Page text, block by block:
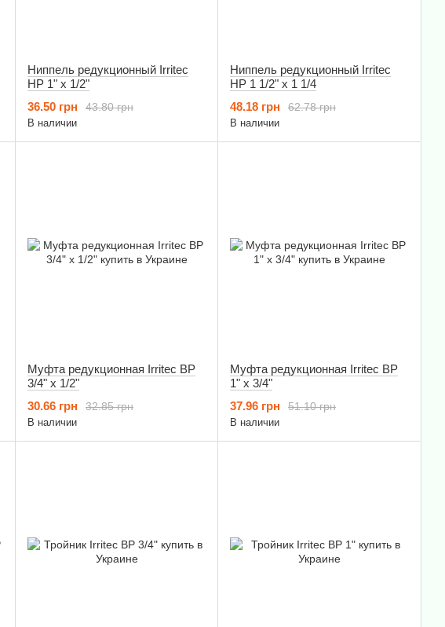
Ниппель редукционный Irritec
НР 1" х 1/2"
43.80 грн
36.50 грн
В наличии
Ниппель редукционный Irritec
НР 1 1/2" х 1 1/4
62.78 грн
48.18 грн
В наличии
Муфта редукционная Irritec ВР
3/4" х 1/2"
32.85 грн
30.66 грн
В наличии
Муфта редукционная Irritec ВР
1" х 3/4"
51.10 грн
37.96 грн
В наличии